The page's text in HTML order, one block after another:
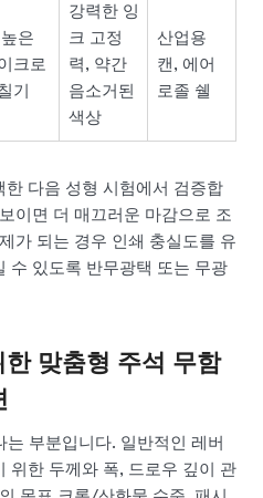
은
크로
기
강력한 잉
크 고정
력, 약간
음소거된
색상
산업용
캔, 에어
로졸 쉘
다음 성형 시험에서 검증합
이면 더 매끄러운 마감으로 조
가 되는 경우 인쇄 충실도를 유
수 있도록 반무광택 또는 무광
맞춤형 주석 무함
는 부분입니다. 일반적인 레버
위한 두께와 폭, 드로우 깊이 관